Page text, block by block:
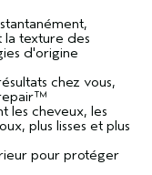
la texture des
d'origine
chez vous,
les cheveux, les
plus lisses et plus
pour protéger